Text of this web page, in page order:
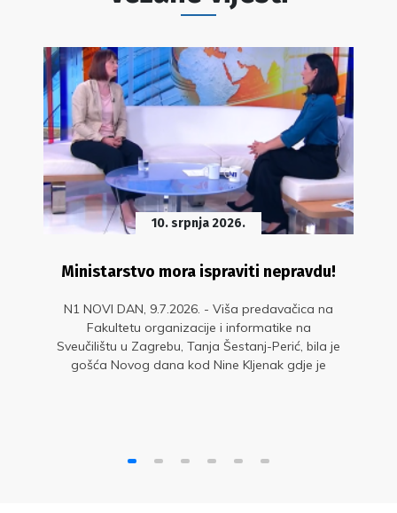
10. srpnja 2026.
Ministarstvo mora ispraviti nepravdu!
N1 NOVI DAN, 9.7.2026. - Viša predavačica na
Fakultetu organizacije i informatike na
Sveučilištu u Zagrebu, Tanja Šestanj-Perić, bila je
gošća Novog dana kod Nine Kljenak gdje je